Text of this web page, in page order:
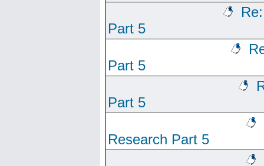
Part 5
Part 5
Part 5
Research Part 5